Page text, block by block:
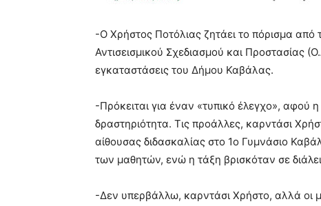
-Ο Χρήστος Ποτόλιας ζητάει το πόρισμα
Αντισεισμικού Σχεδιασμού και Προστασίας
εγκαταστάσεις του Δήμου Καβάλας.
-Πρόκειται για έναν «τυπικό έλεγχο», αφού
δραστηριότητα. Τις προάλλες, καρντάσι
αίθουσας διδασκαλίας στο 1ο Γυμνάσιο
των μαθητών, ενώ η τάξη βρισκόταν σε
-Δεν υπερβάλλω, καρντάσι Χρήστο, αλλά οι